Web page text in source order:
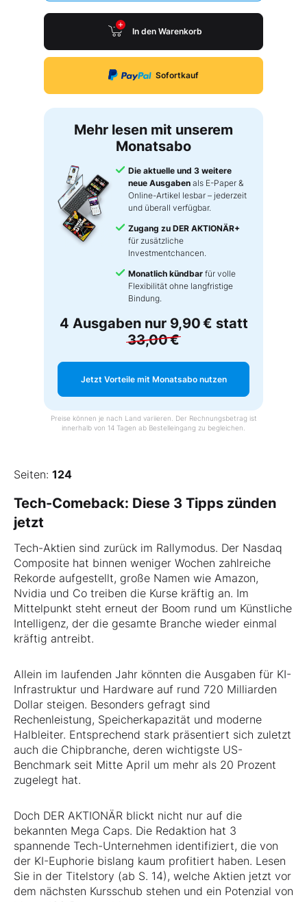
In den Warenkorb
Sofortkauf
Mehr lesen mit unserem
Monatsabo
Die aktuelle und 3 weitere
neue Ausgaben als E-Paper &
Online-Artikel lesbar – jederzeit
und überall verfügbar.
Zugang zu DER AKTIONÄR+
für zusätzliche
Investmentchancen.
Monatlich kündbar für volle
Flexibilität ohne langfristige
Bindung.
4 Ausgaben nur 9,90 € statt
33,00 €
Jetzt Vorteile mit Monatsabo nutzen
Preise können je nach Land variieren. Der Rechnungsbetrag ist
innerhalb von 14 Tagen ab Bestelleingang zu begleichen.
Seiten: 124
Tech-Comeback: Diese 3 Tipps zünden
jetzt
Tech-Aktien sind zurück im Rallymodus. Der Nasdaq
Composite hat binnen weniger Wochen zahlreiche
Rekorde aufgestellt, große Namen wie Amazon,
Nvidia und Co treiben die Kurse kräftig an. Im
Mittelpunkt steht erneut der Boom rund um Künstliche
Intelligenz, der die gesamte Branche wieder einmal
kräftig antreibt.
Allein im laufenden Jahr könnten die Ausgaben für KI-
Infrastruktur und Hardware auf rund 720 Milliarden
Dollar steigen. Besonders gefragt sind
Rechenleistung, Speicherkapazität und moderne
Halbleiter. Entsprechend stark präsentiert sich zuletzt
auch die Chipbranche, deren wichtigste US-
Benchmark seit Mitte April um mehr als 20 Prozent
zugelegt hat.
Doch DER AKTIONÄR blickt nicht nur auf die
bekannten Mega Caps. Die Redaktion hat 3
spannende Tech-Unternehmen identifiziert, die von
der KI-Euphorie bislang kaum profitiert haben. Lesen
Sie in der Titelstory (ab S. 14), welche Aktien jetzt vor
dem nächsten Kursschub stehen und ein Potenzial von